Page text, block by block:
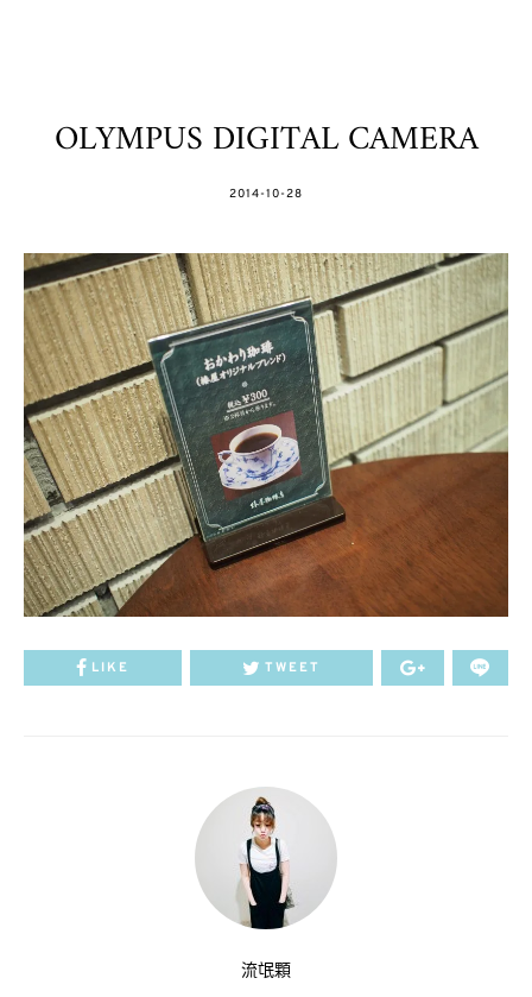
OLYMPUS DIGITAL CAMERA
POSTED
2014-10-28
LIKE TWEET
流氓顆